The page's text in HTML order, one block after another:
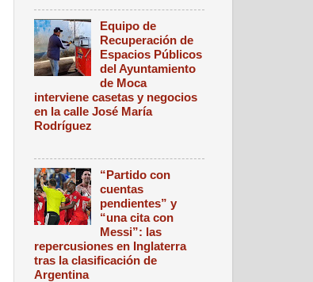
Equipo de
Recuperación de
Espacios Públicos
del Ayuntamiento
de Moca
interviene casetas y negocios
en la calle José María
Rodríguez
“Partido con
cuentas
pendientes” y
“una cita con
Messi”: las
repercusiones en Inglaterra
tras la clasificación de
Argentina